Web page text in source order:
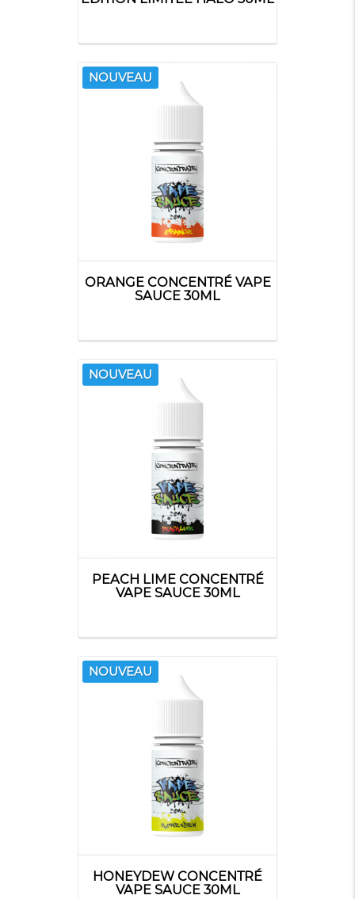
NOUVEAU
ORANGE CONCENTRÉ VAPE
SAUCE 30ML
NOUVEAU
PEACH LIME CONCENTRÉ
VAPE SAUCE 30ML
NOUVEAU
HONEYDEW CONCENTRÉ
VAPE SAUCE 30ML